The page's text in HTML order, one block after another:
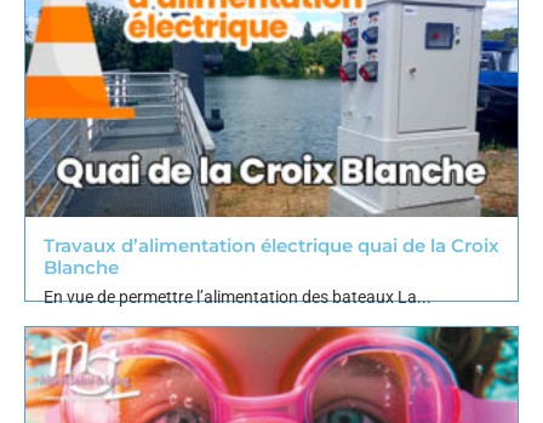
Travaux d’alimentation électrique quai de la Croix
Blanche
En vue de permettre l’alimentation des bateaux La...